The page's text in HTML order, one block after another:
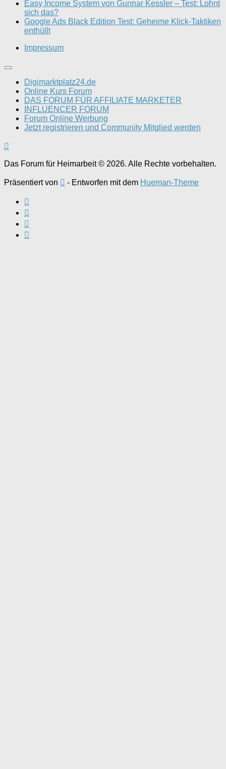
Easy Income System von Gunnar Kessler – Test: Lohnt
sich das?
Google Ads Black Edition Test: Geheime Klick-Taktiken
enthüllt
Impressum
Digimarktplatz24.de
Online Kurs Forum
DAS FORUM FÜR AFFILIATE MARKETER
INFLUENCER FORUM
Forum Online Werbung
Jetzt registrieren und Community Mitglied werden
Das Forum für Heimarbeit © 2026. Alle Rechte vorbehalten.
Präsentiert von - Entworfen mit dem Hueman-Theme